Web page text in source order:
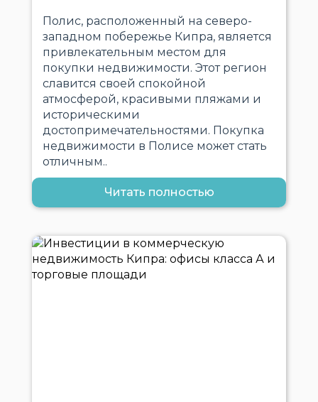
Полис, расположенный на северо-
западном побережье Кипра, является
привлекательным местом для
покупки недвижимости. Этот регион
славится своей спокойной
атмосферой, красивыми пляжами и
историческими
достопримечательностями. Покупка
недвижимости в Полисе может стать
отличным..
Читать полностью